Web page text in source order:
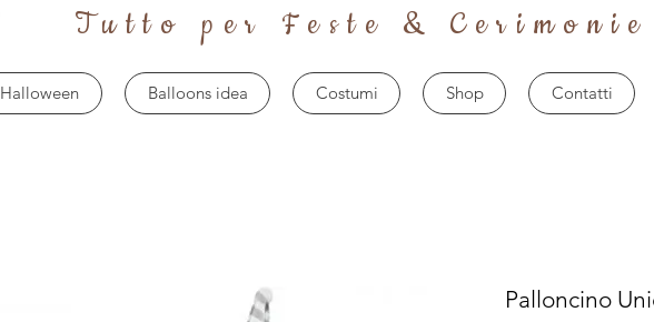
Tutto per Feste & Cerimonie
Halloween Balloons idea Costumi Shop Contatti
Palloncino